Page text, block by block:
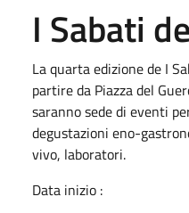
I Sabati
La quarta edizione de I
partire da Piazza del
saranno sede di eventi
degustazioni eno-
vivo, laboratori.
Data inizio :